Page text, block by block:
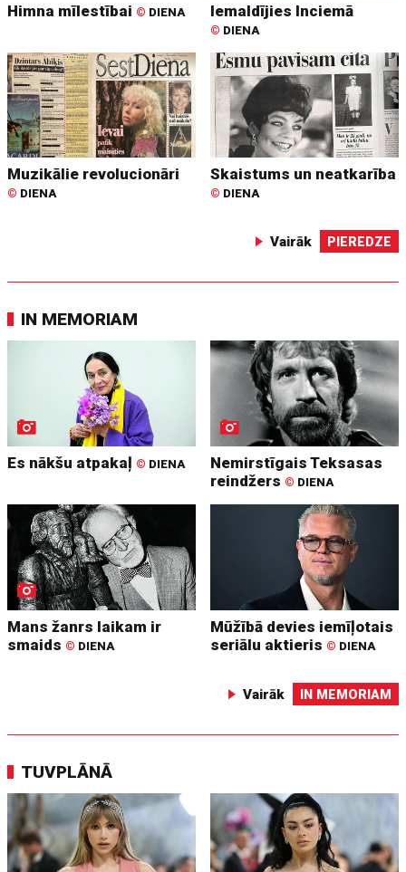
Himna mīlestībai © DIENA Iemaldījies Inciemā
© DIENA
Muzikālie revolucionāri
© DIENA
Skaistums un neatkarība
© DIENA
Vairāk PIEREDZE
IN MEMORIAM
Es nākšu atpakaļ © DIENA
Nemirstīgais Teksasas
reindžers © DIENA
Mans žanrs laikam ir
smaids © DIENA
Mūžībā devies iemīļotais
seriālu aktieris © DIENA
Vairāk IN MEMORIAM
TUVPLĀNĀ